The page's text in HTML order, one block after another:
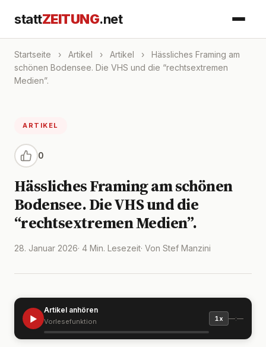
stattZEITUNG.net
Startseite › Artikel › Artikel ›
Hässliches Framing am
schönen Bodensee. Die VHS und die “rechtsextremen
Medien”.
ARTIKEL
0
Hässliches Framing am schönen
Bodensee. Die VHS und die
“rechtsextremen Medien”.
28. Januar 2026· 4 Min. Lesezeit· Von Stef Manzini
▶
Artikel anhören
Vorlesefunktion 1x —:—